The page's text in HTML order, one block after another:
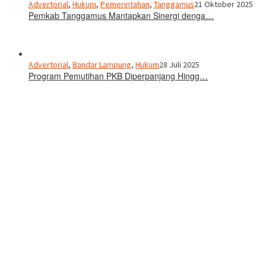
Advertorial, Hukum, Pemerintahan, Tanggamus21 Oktober 2025
Pemkab Tanggamus Mantapkan Sinergi denga…
Advertorial, Bandar Lampung, Hukum28 Juli 2025
Program Pemutihan PKB Diperpanjang Hingg…